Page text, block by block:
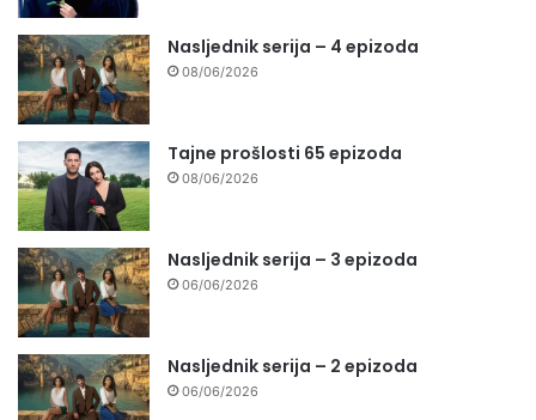
Nasljednik serija – 4 epizoda
08/06/2026
Tajne prošlosti 65 epizoda
08/06/2026
Nasljednik serija – 3 epizoda
06/06/2026
Nasljednik serija – 2 epizoda
06/06/2026